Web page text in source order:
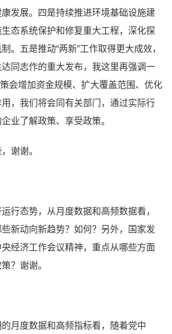
发展。四是持续推进环境基础设施建
态系统保护和修复重大工程，深化探
。五是推动“两新”工作取得更大成效，
同志作的重大发布，我这里再强调一
会增加资金规模、扩大覆盖范围、优化
，我们将会同有关部门，通过实际行
业了解政策、享受政策。
谢谢。
行态势，从月度数据和高频数据看，
新动向新趋势？如何？另外，国家发
经济工作会议精神，重点从哪些方面
？谢谢。
月度数据和高频指标看，随着党中